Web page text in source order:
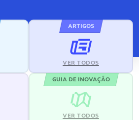
ARTIGOS
VER TODOS
GUIA DE INOVAÇÃO
VER TODOS